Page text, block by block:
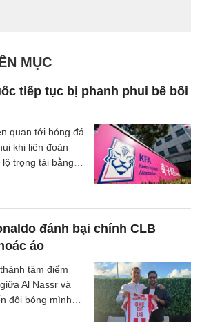
MỤC
tiếp tục bị phanh phui bê bối
quan tới bóng đá
khi liên đoàn
trọng tài bằng
đánh bại chính CLB
áo
tâm điểm
Al Nassr và
đội bóng mình